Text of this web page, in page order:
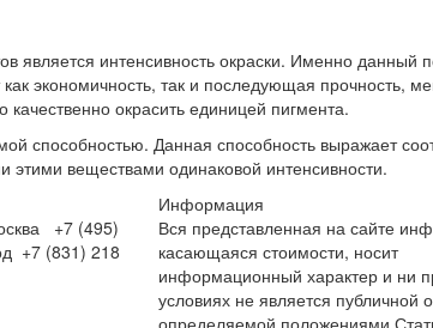
интенсивность окраски. Именно данный
экономичность, так и последующая прочность,
окрасить единицей пигмента.
способностью. Данная способность выражает
этими веществами одинаковой интенсивности.
+7 (495)
+7 (831) 218
Информация
Вся представленная на сайте
касающаяся стоимости, носит
информационный характер и ни
условиях не является публичной